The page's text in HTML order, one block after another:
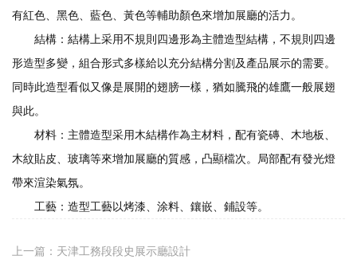
有紅色、黑色、藍色、黃色等輔助顏色來增加展廳的活力。
結構：結構上采用不規則四邊形為主體造型結構，不規則四邊
形造型多變，組合形式多樣給以充分結構分割及產品展示的需要。
同時此造型看似又像是展開的翅膀一樣，猶如騰飛的雄鷹一般展翅
與此。
材料：主體造型采用木結構作為主材料，配有瓷磚、木地板、
木紋貼皮、玻璃等來增加展廳的質感，凸顯檔次。局部配有發光燈
帶來渲染氣氛。
工藝：造型工藝以烤漆、涂料、鑲嵌、鋪設等。
上一篇： 天津工務段段史展示廳設計